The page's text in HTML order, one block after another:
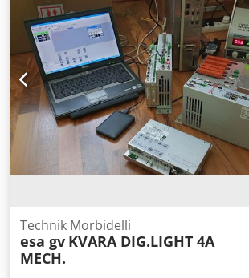
Technik Morbidelli
esa gv KVARA DIG.LIGHT 4A
MECH.